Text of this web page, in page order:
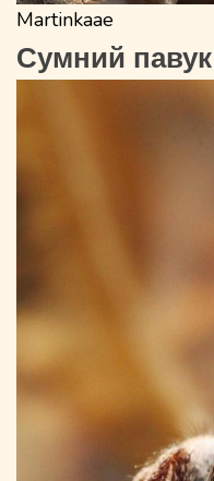
Martinkaae
Сумний